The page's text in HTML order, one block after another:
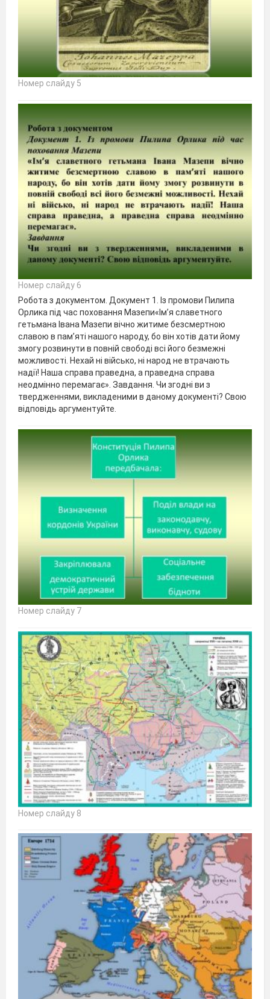
Номер слайду 5
Номер слайду 6
Робота з документом. Документ 1. Із промови Пилипа
Орлика під час поховання Мазепи«Ім’я славетного
гетьмана Івана Мазепи вічно житиме безсмертною
славою в пам’яті нашого народу, бо він хотів дати йому
змогу розвинути в повній свободі всі його безмежні
можливості. Нехай ні військо, ні народ не втрачають
надії! Наша справа праведна, а праведна справа
неодмінно перемагає». Завдання. Чи згодні ви з
твердженнями, викладеними в даному документі? Свою
відповідь аргументуйте.
Номер слайду 7
Номер слайду 8